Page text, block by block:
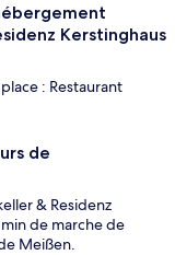
Kerstinghaus
: Restaurant
de
& Residenz
de marche de
Meißen.